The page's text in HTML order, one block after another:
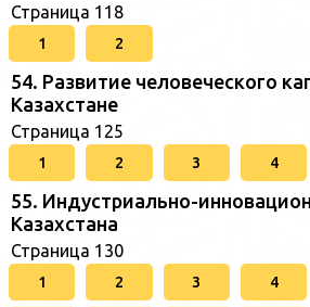
Страница 118
1 2
54. Развитие человеческого
Казахстане
Страница 125
1 2 3 4
55. Индустриально-
Казахстана
Страница 130
1 2 3 4